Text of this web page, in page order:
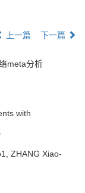
上一篇 下一篇
meta分析
with
ZHANG Xiao-